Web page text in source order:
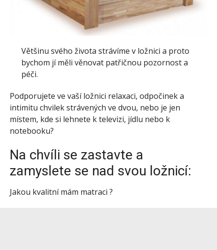
Většinu svého života strávíme v ložnici a proto
bychom jí měli věnovat patřičnou pozornost a
péči.
Podporujete ve vaší ložnici relaxaci, odpočinek a
intimitu chvilek strávených ve dvou, nebo je jen
místem, kde si lehnete k televizi, jídlu nebo k
notebooku?
Na chvíli se zastavte a
zamyslete se nad svou ložnicí:
Jakou kvalitní mám matraci ?